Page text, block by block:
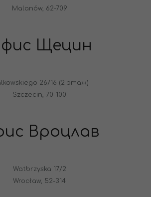
Malanów, 62-709
Щецин
26/16 (2 этаж)
Szczecin, 70-100
Вроцлав
Watbrzyska 17/2
Wrocław, 52-314